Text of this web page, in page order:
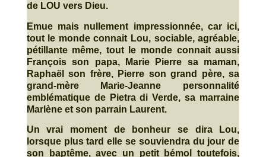
de LOU vers Dieu.
Emue mais nullement impressionnée, car ici,
tout le monde connait Lou, sociable, agréable,
pétillante même, tout le monde connait aussi
François son papa, Marie Pierre sa maman,
Raphaël son frère, Pierre son grand père, sa
grand-mère Marie-Jeanne personnalité
emblématique de Pietra di Verde, sa marraine
Marlène et son parrain Laurent.
Un vrai moment de bonheur se dira Lou,
lorsque plus tard elle se souviendra du jour de
son baptême, avec un petit bémol toutefois,